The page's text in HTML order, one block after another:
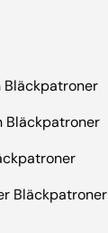
Bläckpatroner
Bläckpatroner
Bläckpatroner